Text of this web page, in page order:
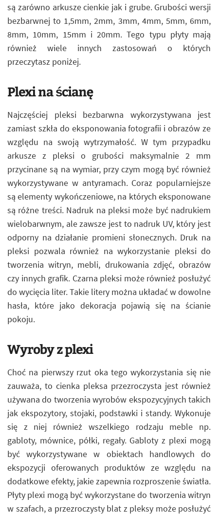
są zarówno arkusze cienkie jak i grube. Grubości wersji
bezbarwnej to 1,5mm, 2mm, 3mm, 4mm, 5mm, 6mm,
8mm, 10mm, 15mm i 20mm. Tego typu płyty mają
również wiele innych zastosowań o których
przeczytasz poniżej.
Plexi na ścianę
Najczęściej pleksi bezbarwna wykorzystywana jest
zamiast szkła do eksponowania fotografii i obrazów ze
względu na swoją wytrzymałość. W tym przypadku
arkusze z pleksi o grubości maksymalnie 2 mm
przycinane są na wymiar, przy czym mogą być również
wykorzystywane w antyramach. Coraz popularniejsze
są elementy wykończeniowe, na których eksponowane
są różne treści. Nadruk na pleksi może być nadrukiem
wielobarwnym, ale zawsze jest to nadruk UV, który jest
odporny na działanie promieni słonecznych. Druk na
pleksi pozwala również na wykorzystanie pleksi do
tworzenia witryn, mebli, drukowania zdjęć, obrazów
czy innych grafik. Czarna pleksi może również posłużyć
do wycięcia liter. Takie litery można układać w dowolne
hasła, które jako dekoracja pojawią się na ścianie
pokoju.
Wyroby z plexi
Choć na pierwszy rzut oka tego wykorzystania się nie
zauważa, to cienka pleksa przezroczysta jest również
używana do tworzenia wyrobów ekspozycyjnych takich
jak ekspozytory, stojaki, podstawki i standy. Wykonuje
się z niej również wszelkiego rodzaju meble np.
gabloty, mównice, półki, regały. Gabloty z plexi mogą
być wykorzystywane w obiektach handlowych do
ekspozycji oferowanych produktów ze względu na
dodatkowe efekty, jakie zapewnia rozproszenie światła.
Płyty plexi mogą być wykorzystane do tworzenia witryn
w szafach, a przezroczysty blat z pleksy może posłużyć